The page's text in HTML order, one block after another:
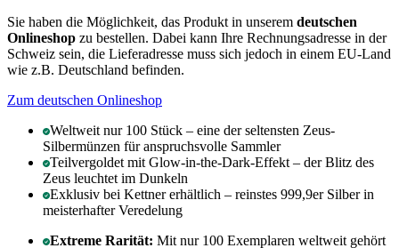
Sie haben die Möglichkeit, das Produkt in unserem deutschen
Onlineshop zu bestellen. Dabei kann Ihre Rechnungsadresse in der
Schweiz sein, die Lieferadresse muss sich jedoch in einem EU-Land
wie z.B. Deutschland befinden.
Zum deutschen Onlineshop
Weltweit nur 100 Stück – eine der seltensten Zeus-
Silbermünzen für anspruchsvolle Sammler
Teilvergoldet mit Glow-in-the-Dark-Effekt – der Blitz des
Zeus leuchtet im Dunkeln
Exklusiv bei Kettner erhältlich – reinstes 999,9er Silber in
meisterhafter Veredelung
Extreme Rarität: Mit nur 100 Exemplaren weltweit gehört